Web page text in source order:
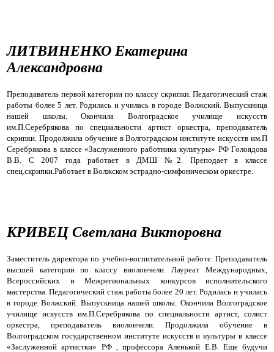
ЛИТВИНЕНКО Екатерина
Александровна
Преподаватель первой категории по классу скрипки.Педагогический стаж
работы более 5 лет. Родилась и училась в городе Волжский. Выпускница
нашей школы. Окончила Волгоградское училище искусств
им.П.Серебрякова по специальности артист оркестра, преподаватель
скрипки. Продолжила обучение в Волгоградском институте искусств им.П
Серебрякова в классе «Заслуженного работника культуры» РФ Голоядова
В.В. С 2007 года работает в ДМШ №2. Преподает в классе
спец.скрипки.Работает в Волжском эстрадно-симфоническом оркестре.
КРИВЕЦ Светлана Викторовна
Заместитель директора по учебно-воспитательной работе. Преподаватель
высшей категории по классу виолончели. Лауреат Международных,
Всероссийских и Межрегиональных конкурсов исполнительского
мастерства. Педагогический стаж работы более 20 лет. Родилась и училась
в городе Волжский. Выпускница нашей школы. Окончила Волгоградское
училище искусств им.П.Серебрякова по специальности артист, солист
оркестра, преподаватель виолончели. Продолжила обучение в
Волгоградском государственном институте искусств и культуры в классе
«Заслуженной артистки» РФ , профессора Аленькой Е.В. Еще будучи